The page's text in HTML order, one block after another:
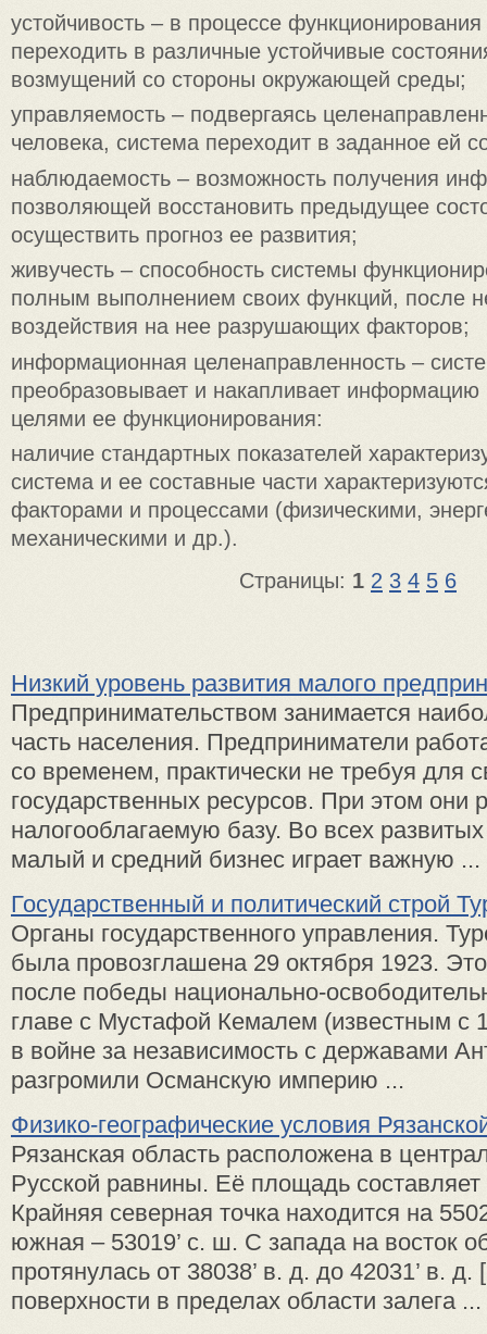
устойчивость – в процессе
переходить в различные устойчивые
возмущений со стороны окружающей среды;
управляемость – подвергаясь
человека, система переходит в заданное ей
наблюдаемость – возможность получения
позволяющей восстановить предыдущее
осуществить прогноз ее развития;
живучесть – способность системы
полным выполнением своих функций, после
воздействия на нее разрушающих факторов;
информационная целенаправленность –
преобразовывает и накапливает информацию
целями ее функционирования:
наличие стандартных показателей
система и ее составные части
факторами и процессами (физическими,
механическими и др.).
Страницы: 1 2 3 4 5 6
Низкий уровень развития малого
Предпринимательством занимается
часть населения. Предприниматели
со временем, практически не требуя для
государственных ресурсов. При этом они
налогооблагаемую базу. Во всех
малый и средний бизнес играет важную ...
Государственный и политический строй
Органы государственного управления.
была провозглашена 29 октября 1923.
после победы национально-
главе с Мустафой Кемалем (известным с
в войне за независимость с державами
разгромили Османскую империю ...
Физико-географические условия
Рязанская область расположена в
Русской равнины. Её площадь
Крайняя северная точка находится на
южная – 53019’ с. ш. С запада на восток
протянулась от 38038’ в. д. до 42031’ в. д.
поверхности в пределах области залега ...